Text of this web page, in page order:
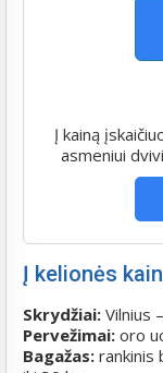
Į kainą
asmeniui
Į kelionės
Skrydžiai: Vilnius
Pervežimai: oro
Bagažas: rankinis